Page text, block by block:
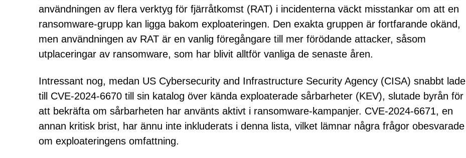
användningen av flera verktyg för fjärråtkomst (RAT) i incidenterna väckt misstankar om att en
ransomware-grupp kan ligga bakom exploateringen. Den exakta gruppen är fortfarande okänd,
men användningen av RAT är en vanlig föregångare till mer förödande attacker, såsom
utplaceringar av ransomware, som har blivit alltför vanliga de senaste åren.
Intressant nog, medan US Cybersecurity and Infrastructure Security Agency (CISA) snabbt lade
till CVE-2024-6670 till sin katalog över kända exploaterade sårbarheter (KEV), slutade byrån för
att bekräfta om sårbarheten har använts aktivt i ransomware-kampanjer. CVE-2024-6671, en
annan kritisk brist, har ännu inte inkluderats i denna lista, vilket lämnar några frågor obesvarade
om exploateringens omfattning.